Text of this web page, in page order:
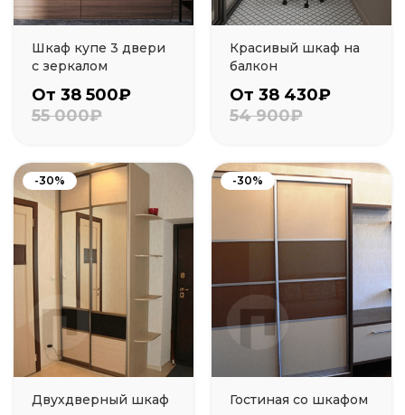
Шкаф купе 3 двери
с зеркалом
От 38 500₽
55 000₽
Красивый шкаф на
балкон
От 38 430₽
54 900₽
-30%
Двухдверный шкаф
-30%
Гостиная со шкафом